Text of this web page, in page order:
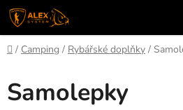
Přejít
na
obsah
Domů
/ Camping / Rybářské doplňky /
Samolepky